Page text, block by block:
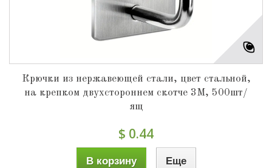
Крючки из нержавеющей стали, цвет стальной,
на крепком двухстороннем скотче 3М, 500шт/
ящ
$ 0.44
В корзину Еще